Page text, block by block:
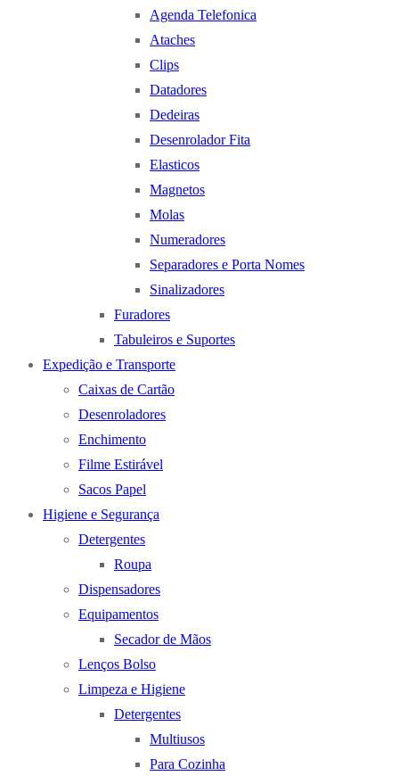
Agenda Telefonica
Ataches
Clips
Datadores
Dedeiras
Desenrolador Fita
Elasticos
Magnetos
Molas
Numeradores
Separadores e Porta Nomes
Sinalizadores
Furadores
Tabuleiros e Suportes
Expedição e Transporte
Caixas de Cartão
Desenroladores
Enchimento
Filme Estirável
Sacos Papel
Higiene e Segurança
Detergentes
Roupa
Dispensadores
Equipamentos
Secador de Mãos
Lenços Bolso
Limpeza e Higiene
Detergentes
Multiusos
Para Cozinha